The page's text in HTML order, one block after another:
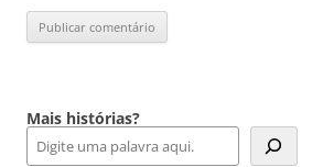
Mais histórias?